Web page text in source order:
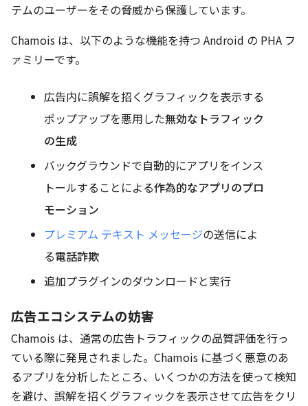
テムのユーザーをその脅威から保護しています。
Chamois は、以下のような機能を持つ Android の PHA フ
ァミリーです。
広告内に誤解を招くグラフィックを表示する
ポップアップを悪用した無効なトラフィック
の生成
バックグラウンドで自動的にアプリをインス
トールすることによる作為的なアプリのプロ
モーション
プレミアム テキスト メッセージの送信によ
る電話詐欺
追加プラグインのダウンロードと実行
広告エコシステムの妨害
Chamois は、通常の広告トラフィックの品質評価を行っ
ている際に発見されました。Chamois に基づく悪意のあ
るアプリを分析したところ、いくつかの方法を使って検知
を避け、誤解を招くグラフィックを表示させて広告をクリ